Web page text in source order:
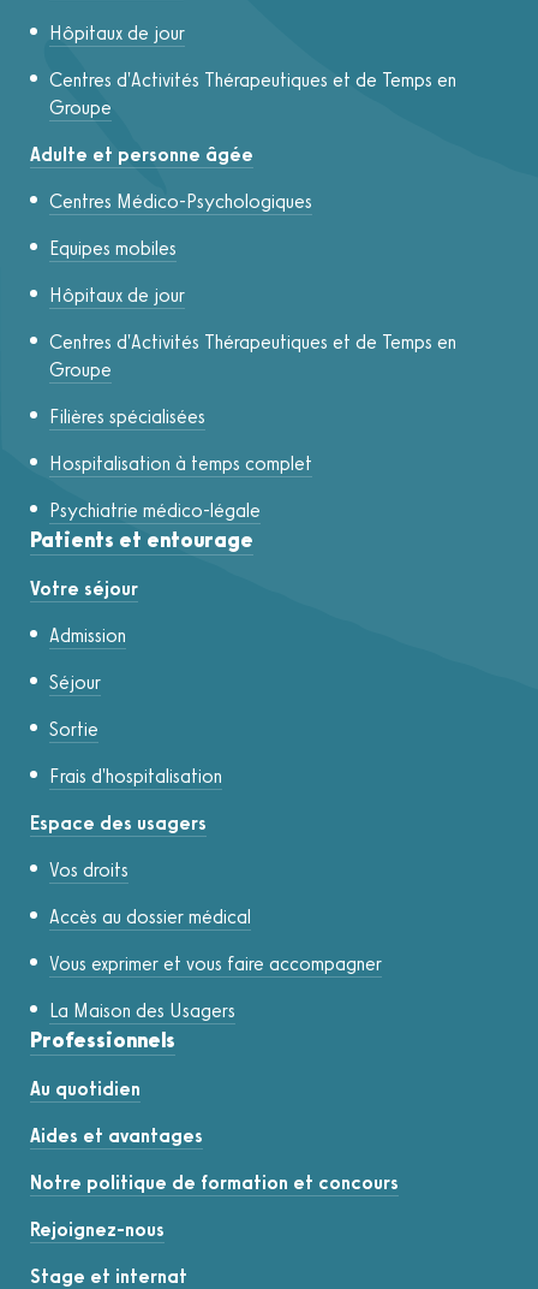
Hôpitaux de jour
Centres d'Activités Thérapeutiques et de Temps en
Groupe
Adulte et personne âgée
Centres Médico-Psychologiques
Equipes mobiles
Hôpitaux de jour
Centres d'Activités Thérapeutiques et de Temps en
Groupe
Filières spécialisées
Hospitalisation à temps complet
Psychiatrie médico-légale
Patients et entourage
Votre séjour
Admission
Séjour
Sortie
Frais d'hospitalisation
Espace des usagers
Vos droits
Accès au dossier médical
Vous exprimer et vous faire accompagner
La Maison des Usagers
Professionnels
Au quotidien
Aides et avantages
Notre politique de formation et concours
Rejoignez-nous
Stage et internat